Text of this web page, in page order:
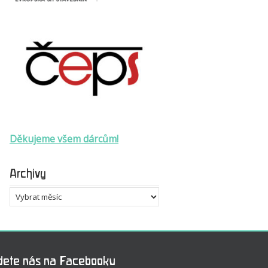
Děkujeme všem dárcům!
Archivy
Archivy
nás na Facebooku